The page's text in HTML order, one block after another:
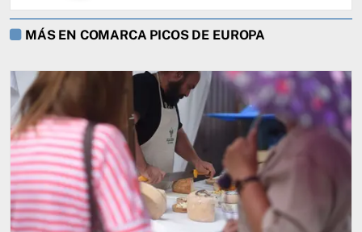
MÁS EN COMARCA PICOS DE EUROPA